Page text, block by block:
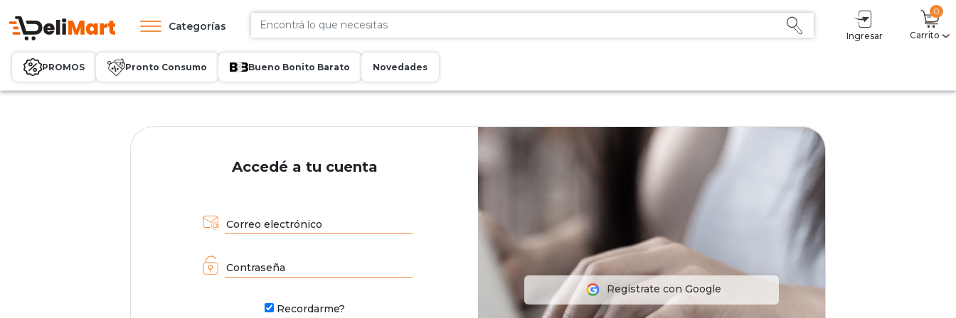
Categorías
Ingresar
0
Carrito
PROMOS Pronto Consumo Bueno Bonito Barato Novedades
Accedé a tu cuenta
Correo electrónico
Contraseña
Recordarme?
Registrate con Google